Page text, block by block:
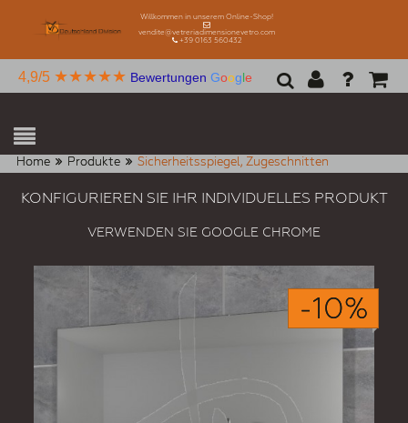
Willkommen in unserem Online-Shop!
vendite@vetreriadimensionevetro.com
+39 0163 560432
4,9/5 ★★★★★ Bewertungen Google
Home Produkte Sicherheitsspiegel, Zugeschnitten
KONFIGURIEREN SIE IHR INDIVIDUELLES PRODUKT
VERWENDEN SIE GOOGLE CHROME
-10%